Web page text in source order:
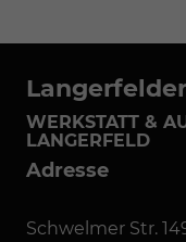
WERKSTATT &
LANGERFELD
Adresse
Schwelmer Str.